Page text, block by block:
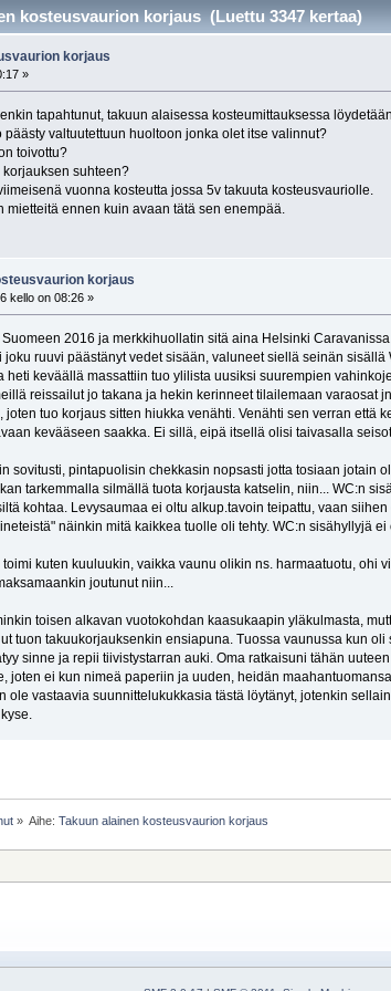
kosteusvaurion korjaus (Luettu 3347 kertaa)
korjaus
»
tapahtunut, takuun alaisessa kosteumittauksessa
päästy valtuutettuun huoltoon jonka olet itse valinnut?
toivottu?
suhteen?
vuonna kosteutta jossa 5v takuuta kosteusvauriolle.
ennen kuin avaan tätä sen enempää.
korjaus
kello on 08:26 »
2016 ja merkkihuollatin sitä aina Helsinki
ruuvi päästänyt vedet sisään, valuneet siellä seinän
keväällä massattiin tuo ylilista uusiksi suurempien
reissailut jo takana ja hekin kerinneet tilailemaan varaosat
tuo korjaus sitten hiukka venähti. Venähti sen verran että
kevääseen saakka. Ei sillä, eipä itsellä olisi taivasalla
sovitusti, pintapuolisin chekkasin nopsasti jotta tosiaan jotain
tarkemmalla silmällä tuota korjausta katselin, niin... WC:n
kohtaa. Levysaumaa ei oltu alkup.tavoin teipattu, vaan
näinkin mitä kaikkea tuolle oli tehty. WC:n sisähyllyjä
kuten kuuluukin, vaikka vaunu olikin ns. harmaatuotu,
joutunut niin...
toisen alkavan vuotokohdan kaasukaapin yläkulmasta,
tuon takuukorjauksenkin ensiapuna. Tuossa vaunussa kun
sinne ja repii tiivistystarran auki. Oma ratkaisuni tähän
joten ei kun nimeä paperiin ja uuden, heidän
ole vastaavia suunnittelukukkasia tästä löytänyt, jotenkin
» Aihe:Takuun alainen kosteusvaurion korjaus